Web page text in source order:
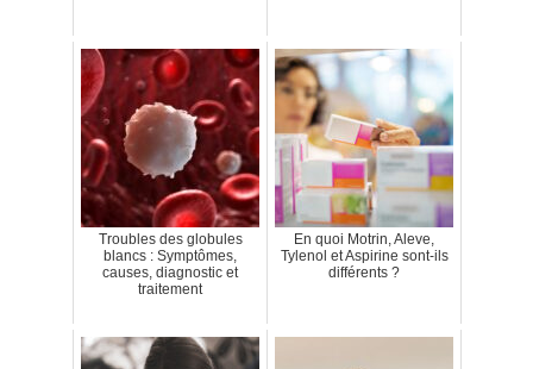
Troubles des globules
blancs : Symptômes,
causes, diagnostic et
traitement
En quoi Motrin, Aleve,
Tylenol et Aspirine sont-ils
différents ?